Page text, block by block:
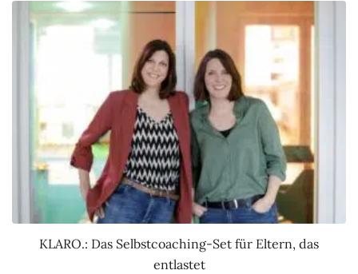
KLARO.: Das Selbstcoaching-Set für Eltern, das
entlastet